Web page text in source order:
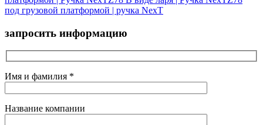
под грузовой платформой | ручка NexT
запросить информацию
Имя и фамилия *
Название компании